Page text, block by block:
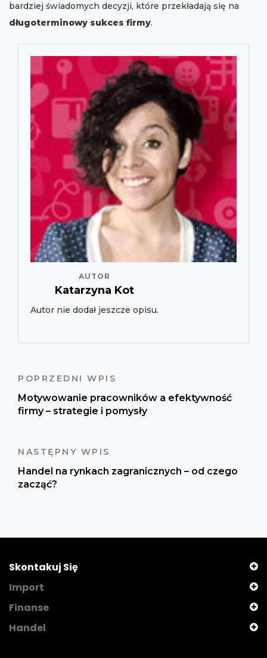
bardziej świadomych decyzji, które przekładają się na
długoterminowy sukces firmy.
AUTOR
Katarzyna Kot
Autor nie dodał jeszcze opisu.
POPRZEDNI WPIS
Motywowanie pracowników a efektywność
firmy – strategie i pomysły
NASTĘPNY WPIS
Handel na rynkach zagranicznych – od czego
zacząć?
Skontakuj Się
Import
Finanse
Handel